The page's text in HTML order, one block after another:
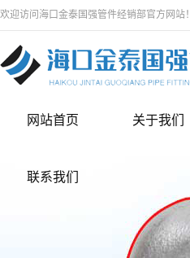
欢迎访问海口金泰国强管件经销部官方网站！
网站首页 关于我们
联系我们